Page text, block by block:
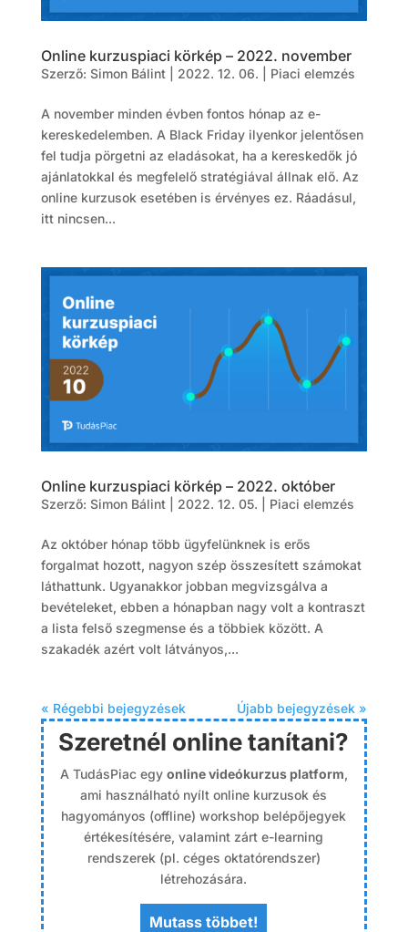
Online kurzuspiaci körkép – 2022. november
Szerző: Simon Bálint| 2022. 12. 06. Piaci elemzés
A november minden évben fontos hónap az e-
kereskedelemben. A Black Friday ilyenkor jelentősen
fel tudja pörgetni az eladásokat, ha a kereskedők jó
ajánlatokkal és megfelelő stratégiával állnak elő. Az
online kurzusok esetében is érvényes ez. Ráadásul,
itt nincsen...
Online kurzuspiaci körkép – 2022. október
Szerző: Simon Bálint| 2022. 12. 05. Piaci elemzés
Az október hónap több ügyfelünknek is erős
forgalmat hozott, nagyon szép összesített számokat
láthattunk. Ugyanakkor jobban megvizsgálva a
bevételeket, ebben a hónapban nagy volt a kontraszt
a lista felső szegmense és a többiek között. A
szakadék azért volt látványos,...
« Régebbi bejegyzések Újabb bejegyzések »
Szeretnél online tanítani?
A TudásPiac egy online videókurzus platform,
ami használható nyílt online kurzusok és
hagyományos (offline) workshop belépőjegyek
értékesítésére, valamint zárt e-learning
rendszerek (pl. céges oktatórendszer)
létrehozására.
Mutass többet!